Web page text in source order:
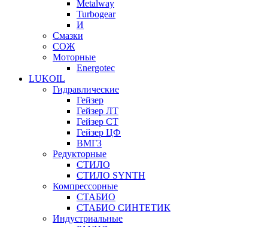
Metalway
Turbogear
И
Смазки
СОЖ
Моторные
Energotec
LUKOIL
Гидравлические
Гейзер
Гейзер ЛТ
Гейзер СТ
Гейзер ЦФ
ВМГЗ
Редукторные
СТИЛО
СТИЛО SYNTH
Компрессорные
СТАБИО
СТАБИО СИНТЕТИК
Индустриальные